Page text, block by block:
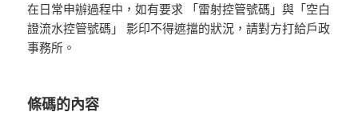
在日常申辦過程中，如有要求 「雷射控管號碼」與「空白
證流水控管號碼」 影印不得遮擋的狀況，請對方打給戶政
事務所。
條碼的內容